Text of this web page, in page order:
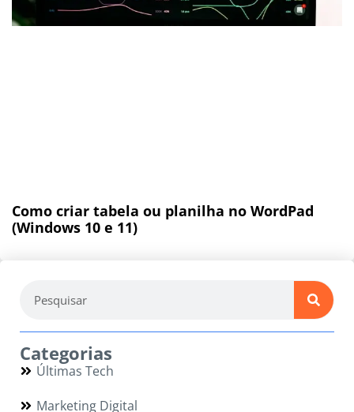
Como criar tabela ou planilha no WordPad
(Windows 10 e 11)
Categorias
Últimas Tech
Marketing Digital